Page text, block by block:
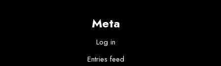
Meta
Log in
Entries feed